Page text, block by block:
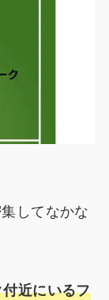
してなかな
近にいるフ